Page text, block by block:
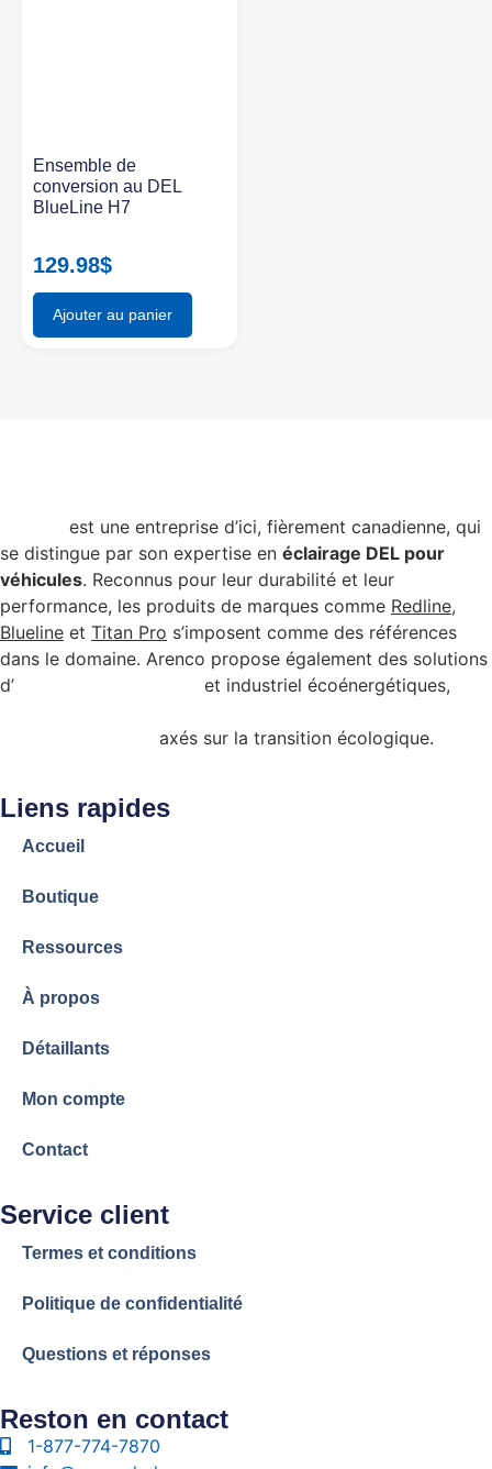
Ensemble de
conversion au DEL
BlueLine H7
129.98$
Ajouter au panier
est une entreprise d’ici, fièrement canadienne, qui
se distingue par son expertise en éclairage DEL pour
véhicules. Reconnus pour leur durabilité et leur
performance, les produits de marques comme Redline,
Blueline et Titan Pro s’imposent comme des références
dans le domaine. Arenco propose également des solutions
d’
et industriel écoénergétiques,
axés sur la transition écologique.
Liens rapides
Accueil
Boutique
Ressources
À propos
Détaillants
Mon compte
Contact
Service client
Termes et conditions
Politique de confidentialité
Questions et réponses
Reston en contact
1-877-774-7870